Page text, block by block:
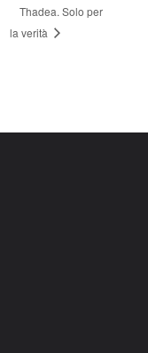
Thadea. Solo per
la verità